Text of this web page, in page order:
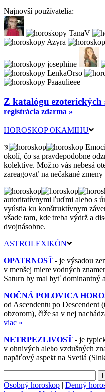
Najnovší používatelia:
Z katalógu ezoterických
registrácia zdarma »
HOROSKOP OKAMIHU
okolí, čo sa pravdepodobne
kolektíve. Možno vás nebesá
zareagovať na nečakané
autoritatívnymi ľuďmi alebo s
vyústia ku konštruktívnym
všade tam, kde treba výdrž a
dvojnásobne.
ASTROLEXIKÓN
OPATRNOSŤ - je výsadou
v menšej miere vodných
Saturn by mal byť dominantný
NOČNÁ POLOVICA
od Ascendentu po Descendent
obzorom), čiže sa v nej
viac »
NETRPEZLIVOSŤ - je
v ohnivých alebo vzdušných
napäťový aspekt na Svetlá
Osobný horoskop | Denný